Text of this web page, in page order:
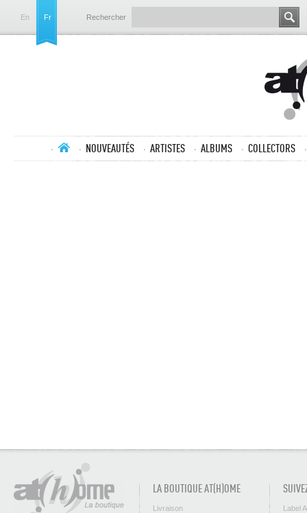
En Fr Rechercher
NOUVEAUTÉS ARTISTES ALBUMS COLLECTORS
LA BOUTIQUE AT(H)OME
Livraison
Label